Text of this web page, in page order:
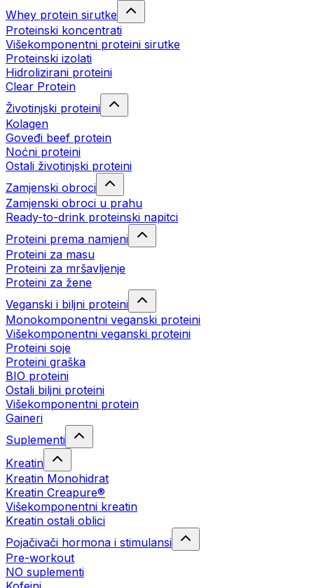
Whey protein sirutke
Proteinski koncentrati
Višekomponentni proteini sirutke
Proteinski izolati
Hidrolizirani proteini
Clear Protein
Životinjski proteini
Kolagen
Goveđi beef protein
Noćni proteini
Ostali životinjski proteini
Zamjenski obroci
Zamjenski obroci u prahu
Ready-to-drink proteinski napitci
Proteini prema namjeni
Proteini za masu
Proteini za mršavljenje
Proteini za žene
Veganski i biljni proteini
Monokomponentni veganski proteini
Višekomponentni veganski proteini
Proteini soje
Proteini graška
BIO proteini
Ostali biljni proteini
Višekomponentni protein
Gaineri
Suplementi
Kreatin
Kreatin Monohidrat
Kreatin Creapure®
Višekomponentni kreatin
Kreatin ostali oblici
Pojačivači hormona i stimulansi
Pre-workout
NO suplementi